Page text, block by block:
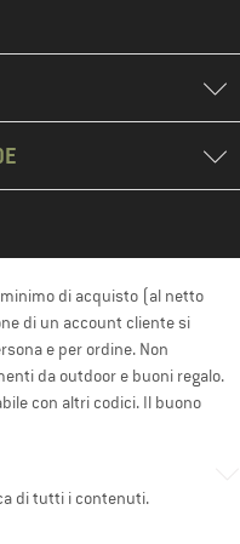
di acquisto (al netto
di un account cliente si
e per ordine. Non
da outdoor e buoni regalo.
con altri codici. Il buono
di tutti i contenuti.